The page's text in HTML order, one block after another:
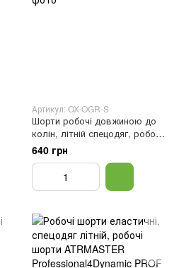
Артикул: OX-OGR-S
Шорти робочі довжиною до
колін, літній спецодяг, робочі
шорти, Синій, S
640 грн